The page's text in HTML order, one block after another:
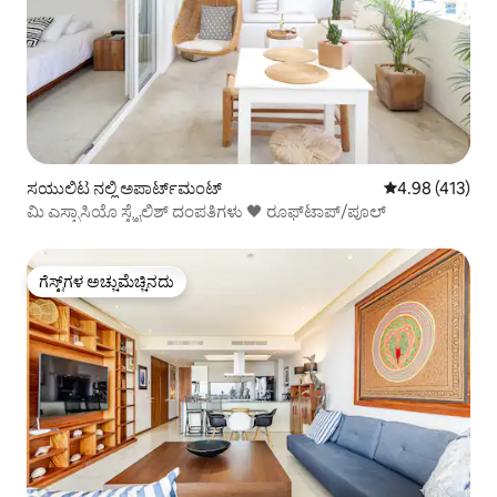
ಸಯುಲಿಟ ನಲ್ಲಿ ಅಪಾರ್ಟ್‌ಮಂಟ್ 5 ರಲ್ಲಿ 4.98
4.98 (413)
ಮಿ ಎಸ್ಪಾಸಿಯೊ ಸ್ಟೈಲಿಶ್ ದಂಪತಿಗಳು 🖤 ರೂಫ್‌ಟಾಪ್/ಪೂಲ್
ಗೆಸ್ಟ್‌ಗಳ ಅಚ್ಚುಮೆಚ್ಚಿನದು
ಗೆಸ್ಟ್‌ಗಳ ಅಚ್ಚುಮೆಚ್ಚಿನದು